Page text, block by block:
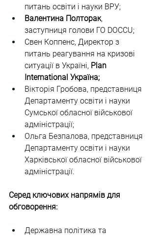
питань освіти і науки ВРУ;
Валентина Полторак,
заступниця голови ГО DOCCU;
Свен Коппенс, Директор з
питань реагування на кризові
ситуації в Україні, Plan
International Україна;
Вікторія Гробова, представниця
Департаменту освіти і науки
Сумської обласної військової
адміністрації;
Ольга Безпалова, представниця
Департаменту освіти і науки
Харківської обласної військової
адміністрації.
Серед ключових напрямів для
обговорення:
Державна політика та